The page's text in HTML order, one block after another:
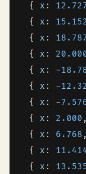
  {
x :
  {
x : 15.152
  {
x :
  {
x :
  {
x : -
  {
x : -
  {
x : -
  {
x : 2.000
  {
x : 6.768
  {
x :
  {
x :